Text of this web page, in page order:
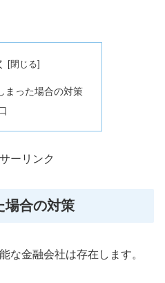
まった場合の対策
ーリンク
場合の対策
な金融会社は存在します。